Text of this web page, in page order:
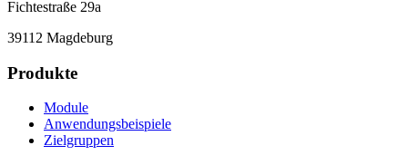
Fichtestraße 29a
39112 Magdeburg
Produkte
Module
Anwendungsbeispiele
Zielgruppen